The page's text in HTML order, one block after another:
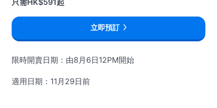
只需HK$591起
立即預訂
限時開賣日期：由8月6日12PM開始
適用日期：11月29日前